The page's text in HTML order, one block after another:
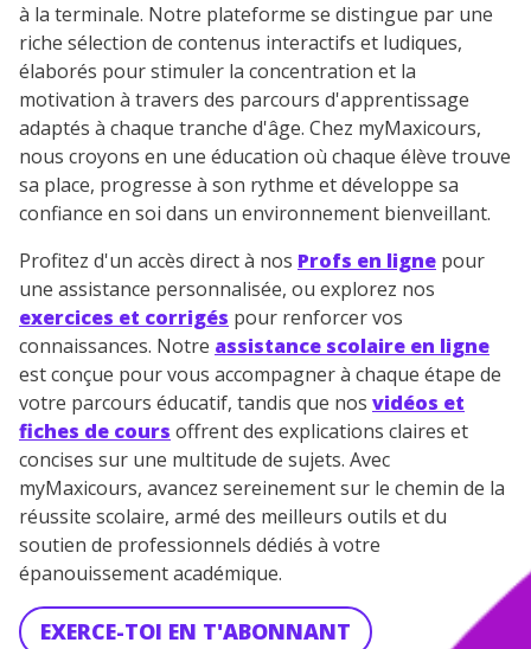
à la terminale. Notre plateforme se distingue par une
riche sélection de contenus interactifs et ludiques,
élaborés pour stimuler la concentration et la
motivation à travers des parcours d'apprentissage
adaptés à chaque tranche d'âge. Chez myMaxicours,
nous croyons en une éducation où chaque élève trouve
sa place, progresse à son rythme et développe sa
confiance en soi dans un environnement bienveillant.
Profitez d'un accès direct à nos Profs en ligne pour
une assistance personnalisée, ou explorez nos
exercices et corrigés pour renforcer vos
connaissances. Notre assistance scolaire en ligne
est conçue pour vous accompagner à chaque étape de
votre parcours éducatif, tandis que nos vidéos et
fiches de cours offrent des explications claires et
concises sur une multitude de sujets. Avec
myMaxicours, avancez sereinement sur le chemin de la
réussite scolaire, armé des meilleurs outils et du
soutien de professionnels dédiés à votre
épanouissement académique.
EXERCE-TOI EN T'ABONNANT